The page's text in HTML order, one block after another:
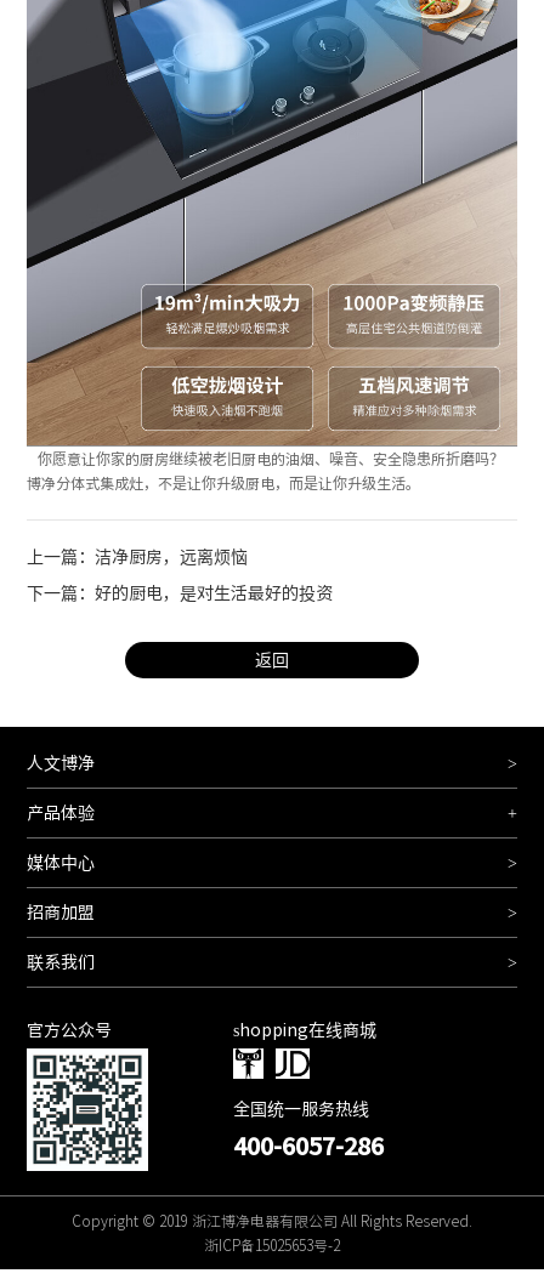
你愿意让你家的厨房继续被老旧厨电的油烟、噪音、安全隐患所折磨吗？
博净分体式集成灶，不是让你升级厨电，而是让你升级生活。
上一篇：洁净厨房，远离烦恼
下一篇：好的厨电，是对生活最好的投资
返回
人文博净 >
产品体验 +
媒体中心 >
招商加盟 >
联系我们 >
官方公众号 shopping在线商城
全国统一服务热线
400-6057-286
Copyright © 2019 浙江博净电器有限公司 All Rights Reserved.
浙ICP备15025653号-2